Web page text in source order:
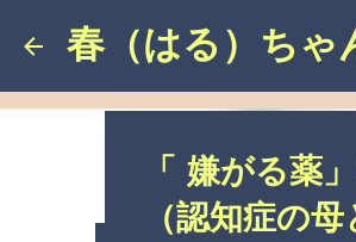
春（はる）ちゃ
「 嫌がる薬
（認知症の